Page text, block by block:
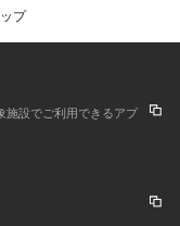
プ
施設でご利用できるアプ